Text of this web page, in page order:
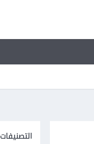
التصنيفات